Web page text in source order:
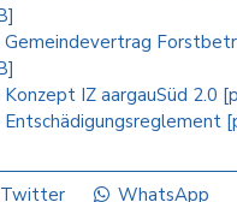
Gemeindevertrag
IZ aargauSüd 2.0
Twitter WhatsApp